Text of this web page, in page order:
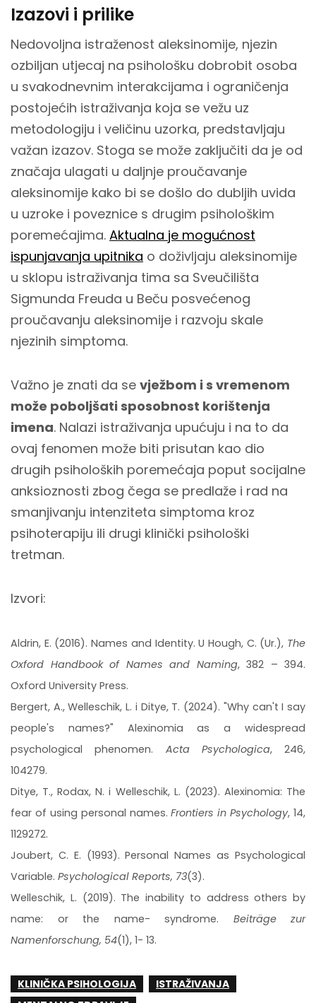
Izazovi i prilike
Nedovoljna istraženost aleksinomije, njezin
ozbiljan utjecaj na psihološku dobrobit osoba
u svakodnevnim interakcijama i ograničenja
postojećih istraživanja koja se vežu uz
metodologiju i veličinu uzorka, predstavljaju
važan izazov. Stoga se može zaključiti da je od
značaja ulagati u daljnje proučavanje
aleksinomije kako bi se došlo do dubljih uvida
u uzroke i poveznice s drugim psihološkim
poremećajima. Aktualna je mogućnost
ispunjavanja upitnika o doživljaju aleksinomije
u sklopu istraživanja tima sa Sveučilišta
Sigmunda Freuda u Beču posvećenog
proučavanju aleksinomije i razvoju skale
njezinih simptoma.
Važno je znati da se vježbom i s vremenom
može poboljšati sposobnost korištenja
imena. Nalazi istraživanja upućuju i na to da
ovaj fenomen može biti prisutan kao dio
drugih psiholoških poremećaja poput socijalne
anksioznosti zbog čega se predlaže i rad na
smanjivanju intenziteta simptoma kroz
psihoterapiju ili drugi klinički psihološki
tretman.
Izvori:
Aldrin, E. (2016). Names and Identity. U Hough, C. (Ur.), The
Oxford Handbook of Names and Naming, 382 – 394.
Oxford University Press.
Bergert, A., Welleschik, L. i Ditye, T. (2024). "Why can't I say
people's names?" Alexinomia as a widespread
psychological phenomen. Acta Psychologica, 246,
104279.
Ditye, T., Rodax, N. i Welleschik, L. (2023). Alexinomia: The
fear of using personal names.Frontiers in Psychology, 14,
1129272.
Joubert, C. E. (1993). Personal Names as Psychological
Variable. Psychological Reports, 73(3).
Welleschik, L. (2019). The inability to address others by
name: or the name- syndrome. Beiträge zur
Namenforschung, 54(1), 1- 13.
KLINIČKA PSIHOLOGIJA
ISTRAŽIVANJA